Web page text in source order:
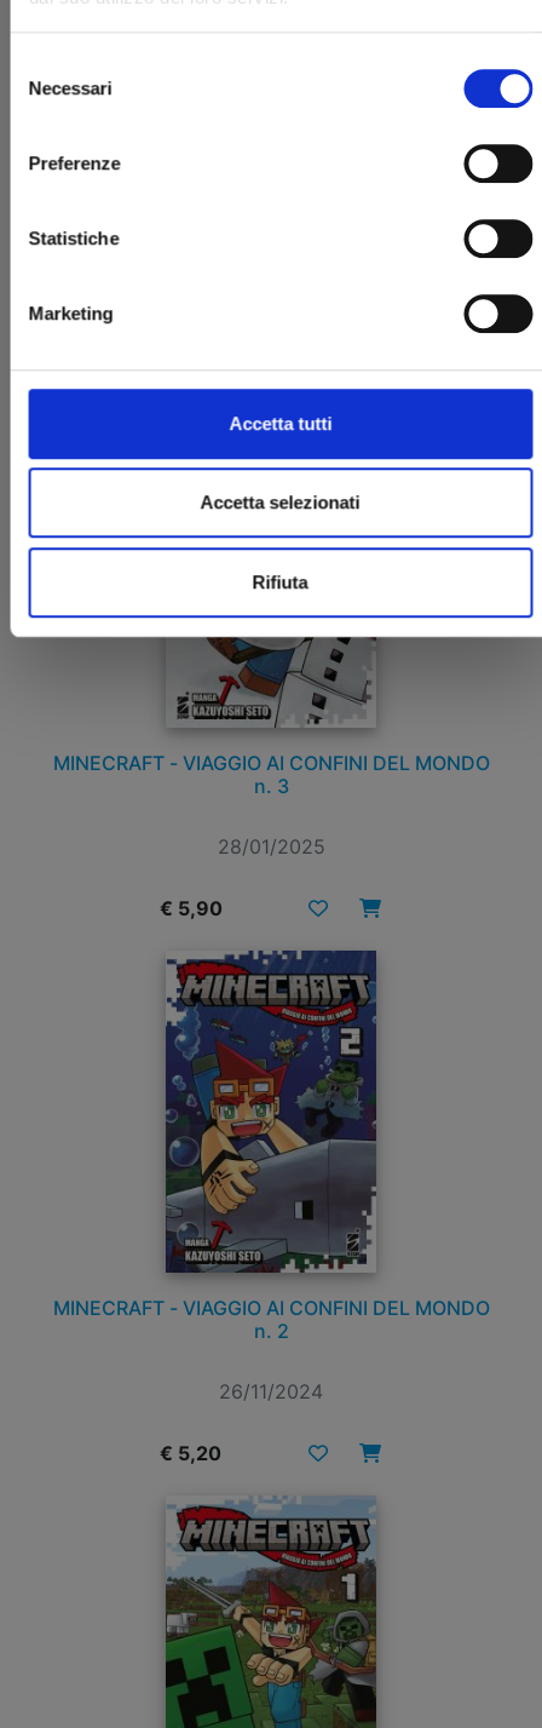
delNecessari
Preferenze
Statistiche
Marketing
Accetta tutti
Accetta selezionati
Rifiuta
MINECRAFT - VIAGGIO AI CONFINI DEL MONDO
€ 5,90
MINECRAFT - VIAGGIO AI CONFINI DEL MONDO
n. 3
28/01/2025
€ 5,90
MINECRAFT - VIAGGIO AI CONFINI DEL MONDO
n. 2
26/11/2024
€ 5,20